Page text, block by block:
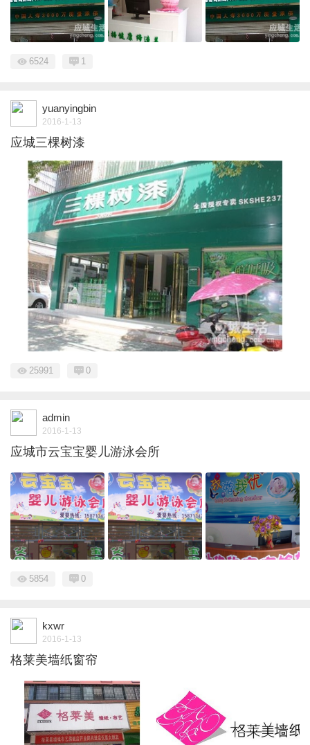
6524 1
yuanyingbin
2016-1-13
应城三棵树漆
25991 0
admin
2016-1-13
应城市云宝宝婴儿游泳会所
5854 0
kxwr
2016-1-13
格莱美墙纸窗帘